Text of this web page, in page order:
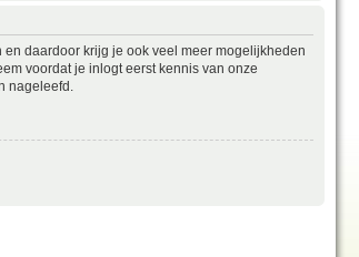
daardoor krijg je ook veel meer mogelijkheden
voordat je inlogt eerst kennis van onze
nageleefd.